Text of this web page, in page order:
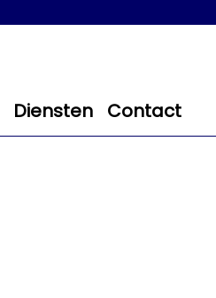
Diensten Contact